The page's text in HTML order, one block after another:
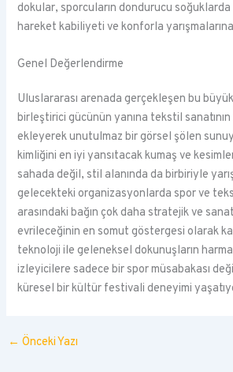
dokular, sporcuların dondurucu soğuklarda
hareket kabiliyeti ve konforla
Genel Değerlendirme
Uluslararası arenada gerçekleşen bu
birleştirici gücünün yanına tekstil
ekleyerek unutulmaz bir görsel şölen
kimliğini en iyi yansıtacak kumaş ve
sahada değil, stil alanında da birbiriyle
gelecekteki organizasyonlarda spor ve
arasındaki bağın çok daha stratejik ve
evrileceğinin en somut göstergesi olarak
teknoloji ile geleneksel dokunuşların
izleyicilere sadece bir spor müsabakası
küresel bir kültür festivali deneyimi
← Önceki Yazı